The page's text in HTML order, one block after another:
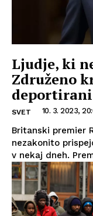
Ljudje, ki
Združeno
deportirani
SVET 10. 3. 2023,
Britanski premier
nezakonito
v nekaj dneh.